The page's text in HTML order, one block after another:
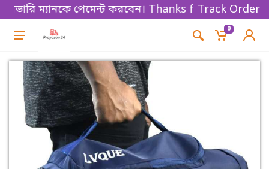
ম্যানকে পেমেন্ট করবেন। Thanks for shopping!Track Order
0